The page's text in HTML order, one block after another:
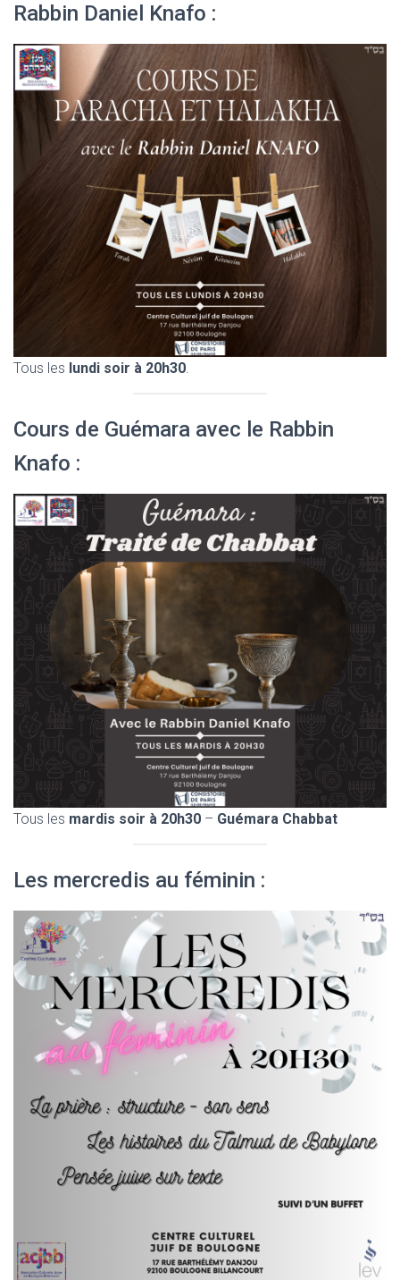
Rabbin Daniel Knafo :
Tous les lundi soir à 20h30.
Cours de Guémara avec le Rabbin
Knafo :
Tous les mardis soir à 20h30 – Guémara Chabbat
Les mercredis au féminin :